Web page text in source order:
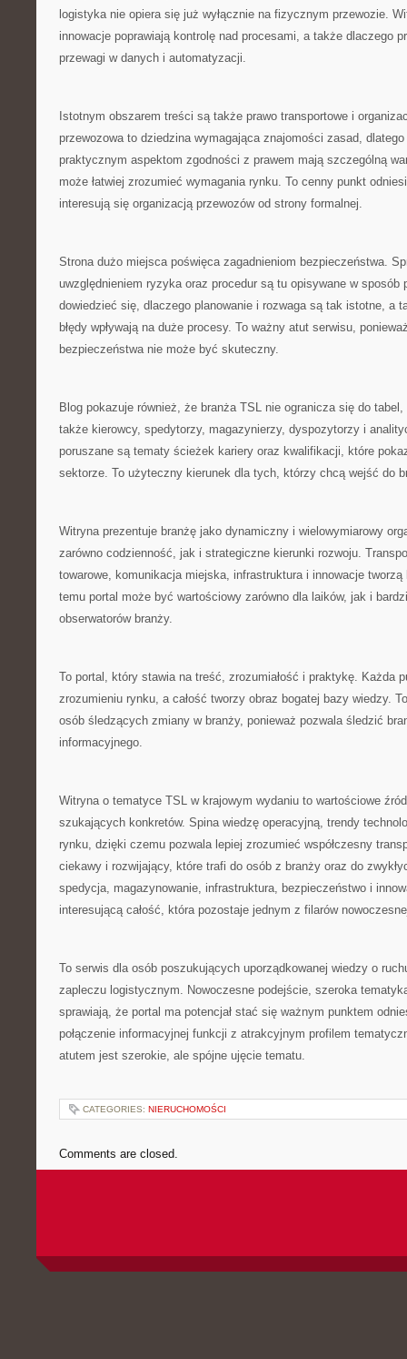
logistyka nie opiera się już wyłącznie na fizycznym przewozie.
innowacje poprawiają kontrolę nad procesami, a także dlaczego
przewagi w danych i automatyzacji.
Istotnym obszarem treści są także prawo transportowe i
przewozowa to dziedzina wymagająca znajomości zasad, dlatego
praktycznym aspektom zgodności z prawem mają szczególną
może łatwiej zrozumieć wymagania rynku. To cenny punkt
interesują się organizacją przewozów od strony formalnej.
Strona dużo miejsca poświęca zagadnieniom bezpieczeństwa.
uwzględnieniem ryzyka oraz procedur są tu opisywane w
dowiedzieć się, dlaczego planowanie i rozwaga są tak istotne, a
błędy wpływają na duże procesy. To ważny atut serwisu,
bezpieczeństwa nie może być skuteczny.
Blog pokazuje również, że branża TSL nie ogranicza się do
także kierowcy, spedytorzy, magazynierzy, dyspozytorzy i
poruszane są tematy ścieżek kariery oraz kwalifikacji, które
sektorze. To użyteczny kierunek dla tych, którzy chcą wejść do
Witryna prezentuje branżę jako dynamiczny i wielowymiarowy
zarówno codzienność, jak i strategiczne kierunki rozwoju.
towarowe, komunikacja miejska, infrastruktura i innowacje
temu portal może być wartościowy zarówno dla laików, jak i
obserwatorów branży.
To portal, który stawia na treść, zrozumiałość i praktykę. Każda
zrozumieniu rynku, a całość tworzy obraz bogatej bazy wiedzy.
osób śledzących zmiany w branży, ponieważ pozwala śledzić
informacyjnego.
Witryna o tematyce TSL w krajowym wydaniu to wartościowe
szukających konkretów. Spina wiedzę operacyjną, trendy
rynku, dzięki czemu pozwala lepiej zrozumieć współczesny
ciekawy i rozwijający, które trafi do osób z branży oraz do
spedycja, magazynowanie, infrastruktura, bezpieczeństwo i
interesującą całość, która pozostaje jednym z filarów
To serwis dla osób poszukujących uporządkowanej wiedzy o
zapleczu logistycznym. Nowoczesne podejście, szeroka
sprawiają, że portal ma potencjał stać się ważnym punktem
połączenie informacyjnej funkcji z atrakcyjnym profilem
atutem jest szerokie, ale spójne ujęcie tematu.
CATEGORIES: NIERUCHOMOŚCI
Comments are closed.